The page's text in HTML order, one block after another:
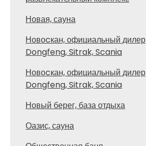
Новая, сауна
Новоcкан, официальный дилер
Dongfeng, Sitrak, Scania
Новоcкан, официальный дилер
Dongfeng, Sitrak, Scania
Новый берег, база отдыха
Оазис, сауна